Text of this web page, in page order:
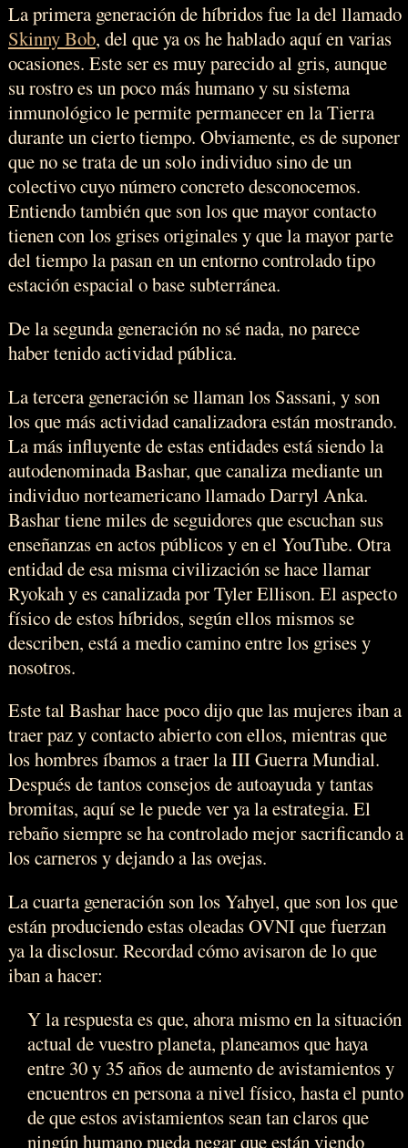
La primera generación de híbridos fue la del llamado
Skinny Bob, del que ya os he hablado aquí en varias
ocasiones. Este ser es muy parecido al gris, aunque
su rostro es un poco más humano y su sistema
inmunológico le permite permanecer en la Tierra
durante un cierto tiempo. Obviamente, es de suponer
que no se trata de un solo individuo sino de un
colectivo cuyo número concreto desconocemos.
Entiendo también que son los que mayor contacto
tienen con los grises originales y que la mayor parte
del tiempo la pasan en un entorno controlado tipo
estación espacial o base subterránea.
De la segunda generación no sé nada, no parece
haber tenido actividad pública.
La tercera generación se llaman los Sassani, y son
los que más actividad canalizadora están mostrando.
La más influyente de estas entidades está siendo la
autodenominada Bashar, que canaliza mediante un
individuo norteamericano llamado Darryl Anka.
Bashar tiene miles de seguidores que escuchan sus
enseñanzas en actos públicos y en el YouTube. Otra
entidad de esa misma civilización se hace llamar
Ryokah y es canalizada por Tyler Ellison. El aspecto
físico de estos híbridos, según ellos mismos se
describen, está a medio camino entre los grises y
nosotros.
Este tal Bashar hace poco dijo que las mujeres iban a
traer paz y contacto abierto con ellos, mientras que
los hombres íbamos a traer la III Guerra Mundial.
Después de tantos consejos de autoayuda y tantas
bromitas, aquí se le puede ver ya la estrategia. El
rebaño siempre se ha controlado mejor sacrificando a
los carneros y dejando a las ovejas.
La cuarta generación son los Yahyel, que son los que
están produciendo estas oleadas OVNI que fuerzan
ya la disclosur. Recordad cómo avisaron de lo que
iban a hacer:
Y la respuesta es que, ahora mismo en la situación
actual de vuestro planeta, planeamos que haya
entre 30 y 35 años de aumento de avistamientos y
encuentros en persona a nivel físico, hasta el punto
de que estos avistamientos sean tan claros que
ningún humano pueda negar que están viendo